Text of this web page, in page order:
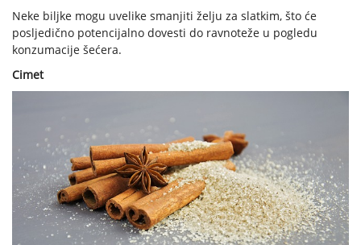
Neke biljke mogu uvelike smanjiti želju za slatkim, što će
posljedično potencijalno dovesti do ravnoteže u pogledu
konzumacije šećera.
Cimet